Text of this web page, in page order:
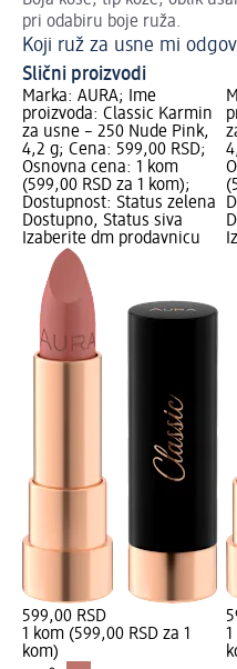
pri odabiru boje ruža.
Koji ruž za usne mi
Slični proizvodi
Marka: AURA; Ime
proizvoda: Classic Karmin
za usne – 250 Nude Pink,
4,2 g; Cena: 599,00 RSD;
Osnovna cena: 1 kom
(599,00 RSD za 1 kom);
Dostupnost: Status zelena
Dostupno, Status siva
Izaberite dm prodavnicu
599,00 RSD
1 kom (599,00 RSD za 1
kom)